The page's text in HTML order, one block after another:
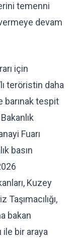
temenni
devam
için
teröristin daha
barınak tespit
Fuarı
basın
Kuzey
bakan
ile bir araya